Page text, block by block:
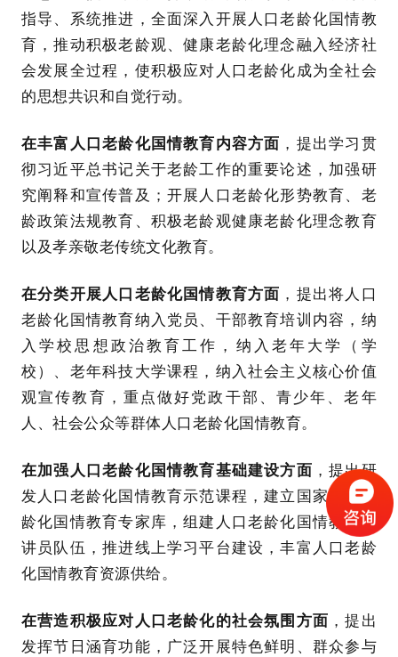
指导、系统推进，全面深入开展人口老龄化国情教
育，推动积极老龄观、健康老龄化理念融入经济社
会发展全过程，使积极应对人口老龄化成为全社会
的思想共识和自觉行动。
在丰富人口老龄化国情教育内容方面 ，提出学习贯
彻习近平总书记关于老龄工作的重要论述，加强研
究阐释和宣传普及；开展人口老龄化形势教育、老
龄政策法规教育、积极老龄观健康老龄化理念教育
以及孝亲敬老传统文化教育。
在分类开展人口老龄化国情教育方面 ，提出将人口
老龄化国情教育纳入党员、干部教育培训内容，纳
入学校思想政治教育工作，纳入老年大学（学
校）、老年科技大学课程，纳入社会主义核心价值
观宣传教育，重点做好党政干部、青少年、老年
人、社会公众等群体人口老龄化国情教育。
在加强人口老龄化国情教育基础建设方面 ，提出研
发人口老龄化国情教育示范课程，建立国家人口老
龄化国情教育专家库，组建人口老龄化国情教育宣
讲员队伍，推进线上学习平台建设，丰富人口老龄
化国情教育资源供给。
在营造积极应对人口老龄化的社会氛围方面 ，提出
发挥节日涵育功能，广泛开展特色鲜明、群众参与